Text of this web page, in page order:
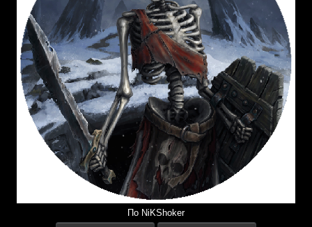
По NiKShoker